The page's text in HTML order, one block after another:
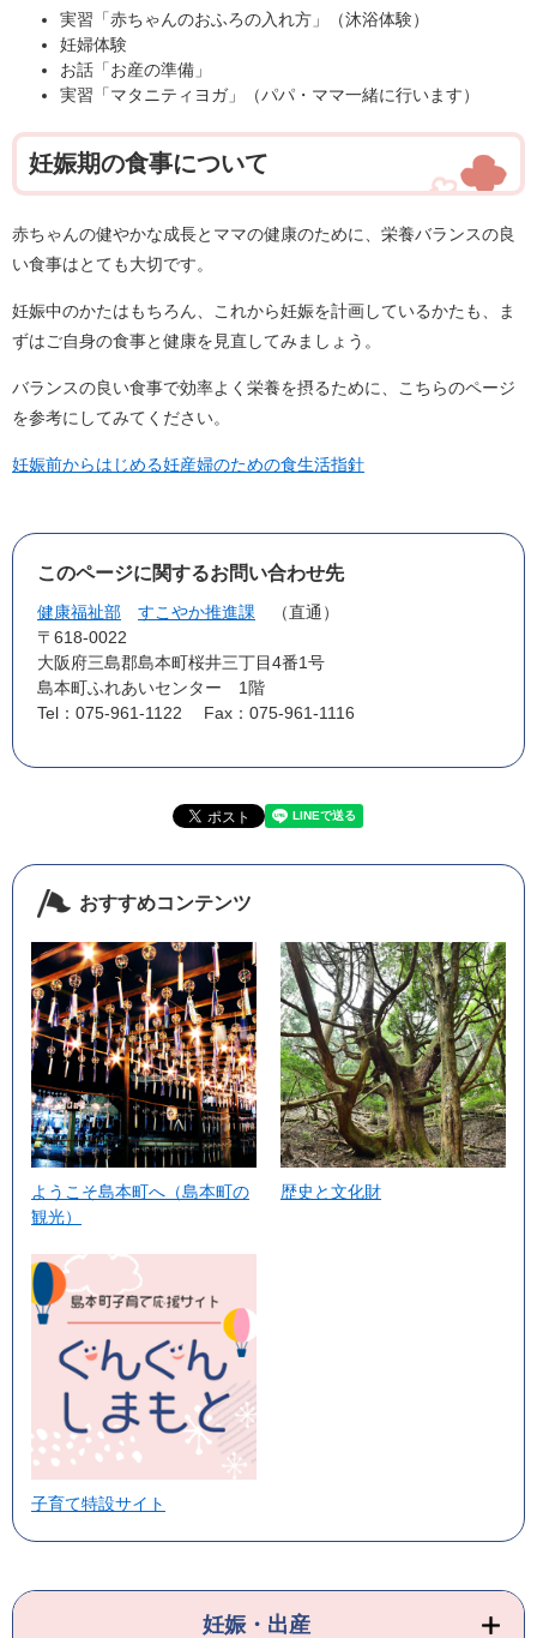
実習「赤ちゃんのおふろの入れ方」（沐浴体験）
妊婦体験
お話「お産の準備」
実習「マタニティヨガ」（パパ・ママ一緒に行います）
妊娠期の食事について
赤ちゃんの健やかな成長とママの健康のために、栄養バランスの良
い食事はとても大切です。
妊娠中のかたはもちろん、これから妊娠を計画しているかたも、ま
ずはご自身の食事と健康を見直してみましょう。
バランスの良い食事で効率よく栄養を摂るために、こちらのページ
を参考にしてみてください。
妊娠前からはじめる妊産婦のための食生活指針
このページに関するお問い合わせ先
健康福祉部 すこやか推進課
直通
〒618-0022
大阪府三島郡島本町桜井三丁目4番1号
島本町ふれあいセンター 1階
Tel：075-961-1122
Fax：075-961-1116
おすすめコンテンツ
ようこそ島本町へ（島本町の
観光）
歴史と文化財
子育て特設サイト
妊娠・出産